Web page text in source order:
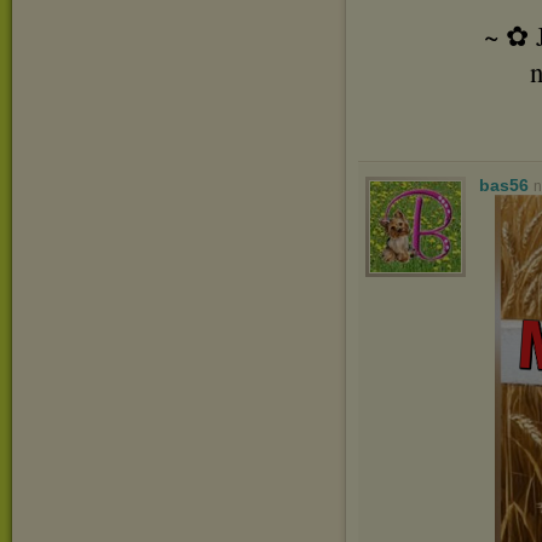
~ ✿
bas56